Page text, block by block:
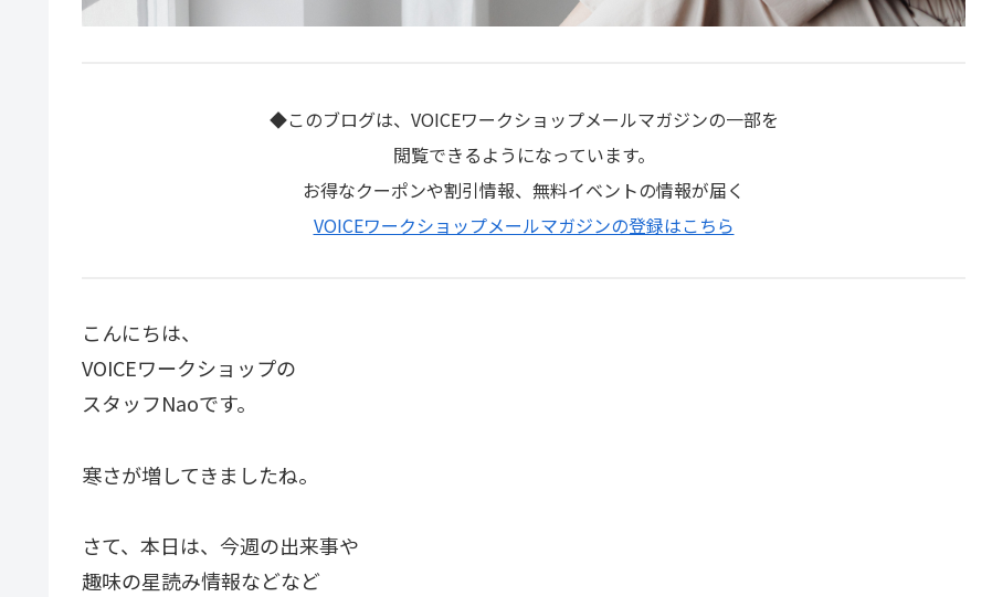
◆このブログは、VOICEワークショップメールマガジンの一部を
閲覧できるようになっています。
お得なクーポンや割引情報、無料イベントの情報が届く
VOICEワークショップメールマガジンの登録はこちら
こんにちは、
VOICEワークショップの
スタッフNaoです。
寒さが増してきましたね。
さて、本日は、今週の出来事や
趣味の星読み情報などなど